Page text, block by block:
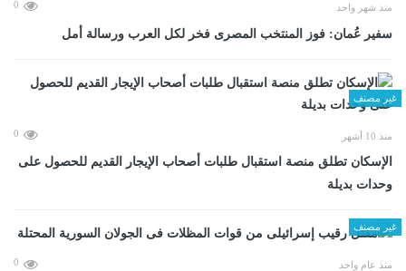
منذ شهر واحد 0
سفير عُمان: فوز المنتخب المصرى فخر لكل العرب ورسالة أمل
غير مصنف
منذ 10 أشهر 0
الإسكان تطلق منصة استقبال طلبات أصحاب الإيجار القديم للحصول على
وحدات بديلة
غير مصنف
منذ عام واحد 0